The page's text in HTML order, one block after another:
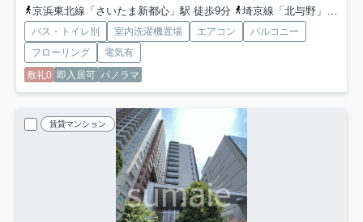
京浜東北線「さいたま新都心」駅 徒歩9分
埼京線「北与野」駅 徒歩18分
バス・トイレ別 室内洗濯機置場 エアコン
バルコニー
フローリング
電気有
敷礼0 即入居可 パノラマ
賃貸マンション